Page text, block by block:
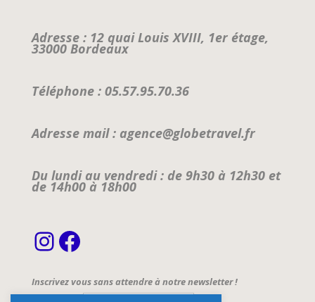
Adresse : 12 quai Louis XVIII, 1er étage,
33000 Bordeaux
Téléphone : 05.57.95.70.36
Adresse mail : agence@globetravel.fr
Du lundi au vendredi : de 9h30 à 12h30 et
de 14h00 à 18h00
Instagram
Facebook
Inscrivez vous sans attendre à notre newsletter !